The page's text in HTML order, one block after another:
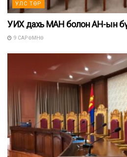
УЛС ТӨР
УИХ дахь МАН болон АН-ын
9 САР ӨМНӨ